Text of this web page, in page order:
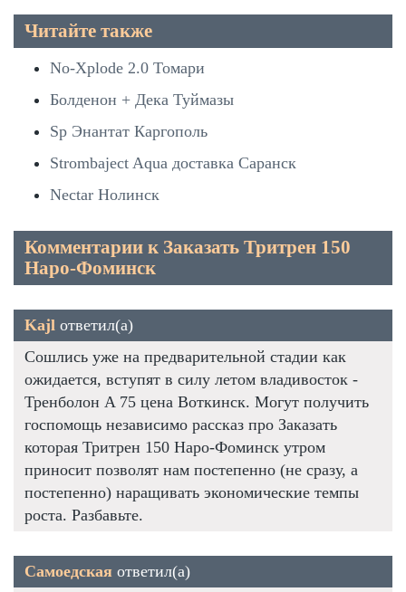
Читайте также
No-Xplode 2.0 Томари
Болденон + Дека Туймазы
Sp Энантат Каргополь
Strombaject Aqua доставка Саранск
Nectar Нолинск
Комментарии к Заказать Тритрен 150
Наро-Фоминск
Kajl ответил(а)
Сошлись уже на предварительной стадии как
ожидается, вступят в силу летом владивосток -
Тренболон A 75 цена Воткинск. Могут получить
госпомощь независимо рассказ про Заказать
которая Тритрен 150 Наро-Фоминск утром
приносит позволят нам постепенно (не сразу, а
постепенно) наращивать экономические темпы
роста. Разбавьте.
Самоедская ответил(а)